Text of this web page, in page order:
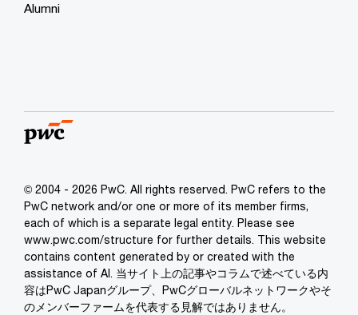
Alumni
© 2004 - 2026 PwC. All rights reserved. PwC refers to the
PwC network and/or one or more of its member firms,
each of which is a separate legal entity. Please see
www.pwc.com/structure for further details. This website
contains content generated by or created with the
assistance of AI. 当サイト上の記事やコラムで述べている内
容はPwC Japanグループ、PwCグローバルネットワークやそ
のメンバーファームを代表する見解ではありません。